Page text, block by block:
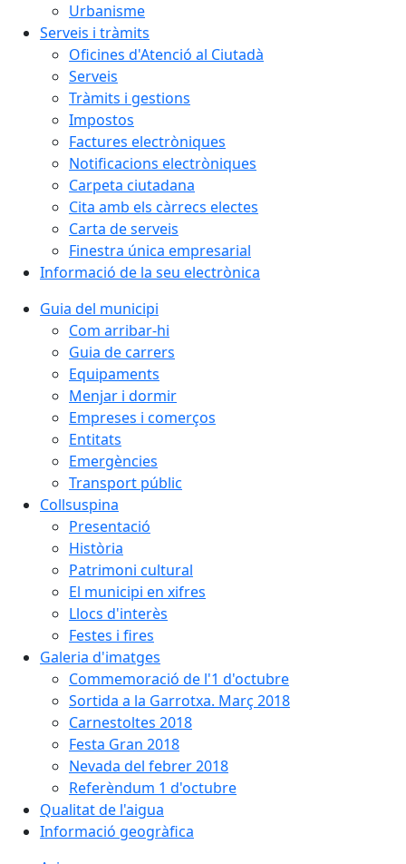
Urbanisme
Serveis i tràmits
Oficines d'Atenció al Ciutadà
Serveis
Tràmits i gestions
Impostos
Factures electròniques
Notificacions electròniques
Carpeta ciutadana
Cita amb els càrrecs electes
Carta de serveis
Finestra única empresarial
Informació de la seu electrònica
Guia del municipi
Com arribar-hi
Guia de carrers
Equipaments
Menjar i dormir
Empreses i comerços
Entitats
Emergències
Transport públic
Collsuspina
Presentació
Història
Patrimoni cultural
El municipi en xifres
Llocs d'interès
Festes i fires
Galeria d'imatges
Commemoració de l'1 d'octubre
Sortida a la Garrotxa. Març 2018
Carnestoltes 2018
Festa Gran 2018
Nevada del febrer 2018
Referèndum 1 d'octubre
Qualitat de l'aigua
Informació geogràfica